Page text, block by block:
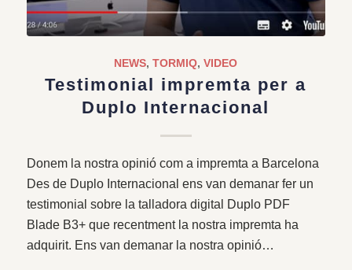
NEWS,TORMIQ,VIDEO
Testimonial impremta per a
Duplo Internacional
Donem la nostra opinió com a impremta a Barcelona
Des de Duplo Internacional ens van demanar fer un
testimonial sobre la talladora digital Duplo PDF
Blade B3+ que recentment la nostra impremta ha
adquirit. Ens van demanar la nostra opinió…